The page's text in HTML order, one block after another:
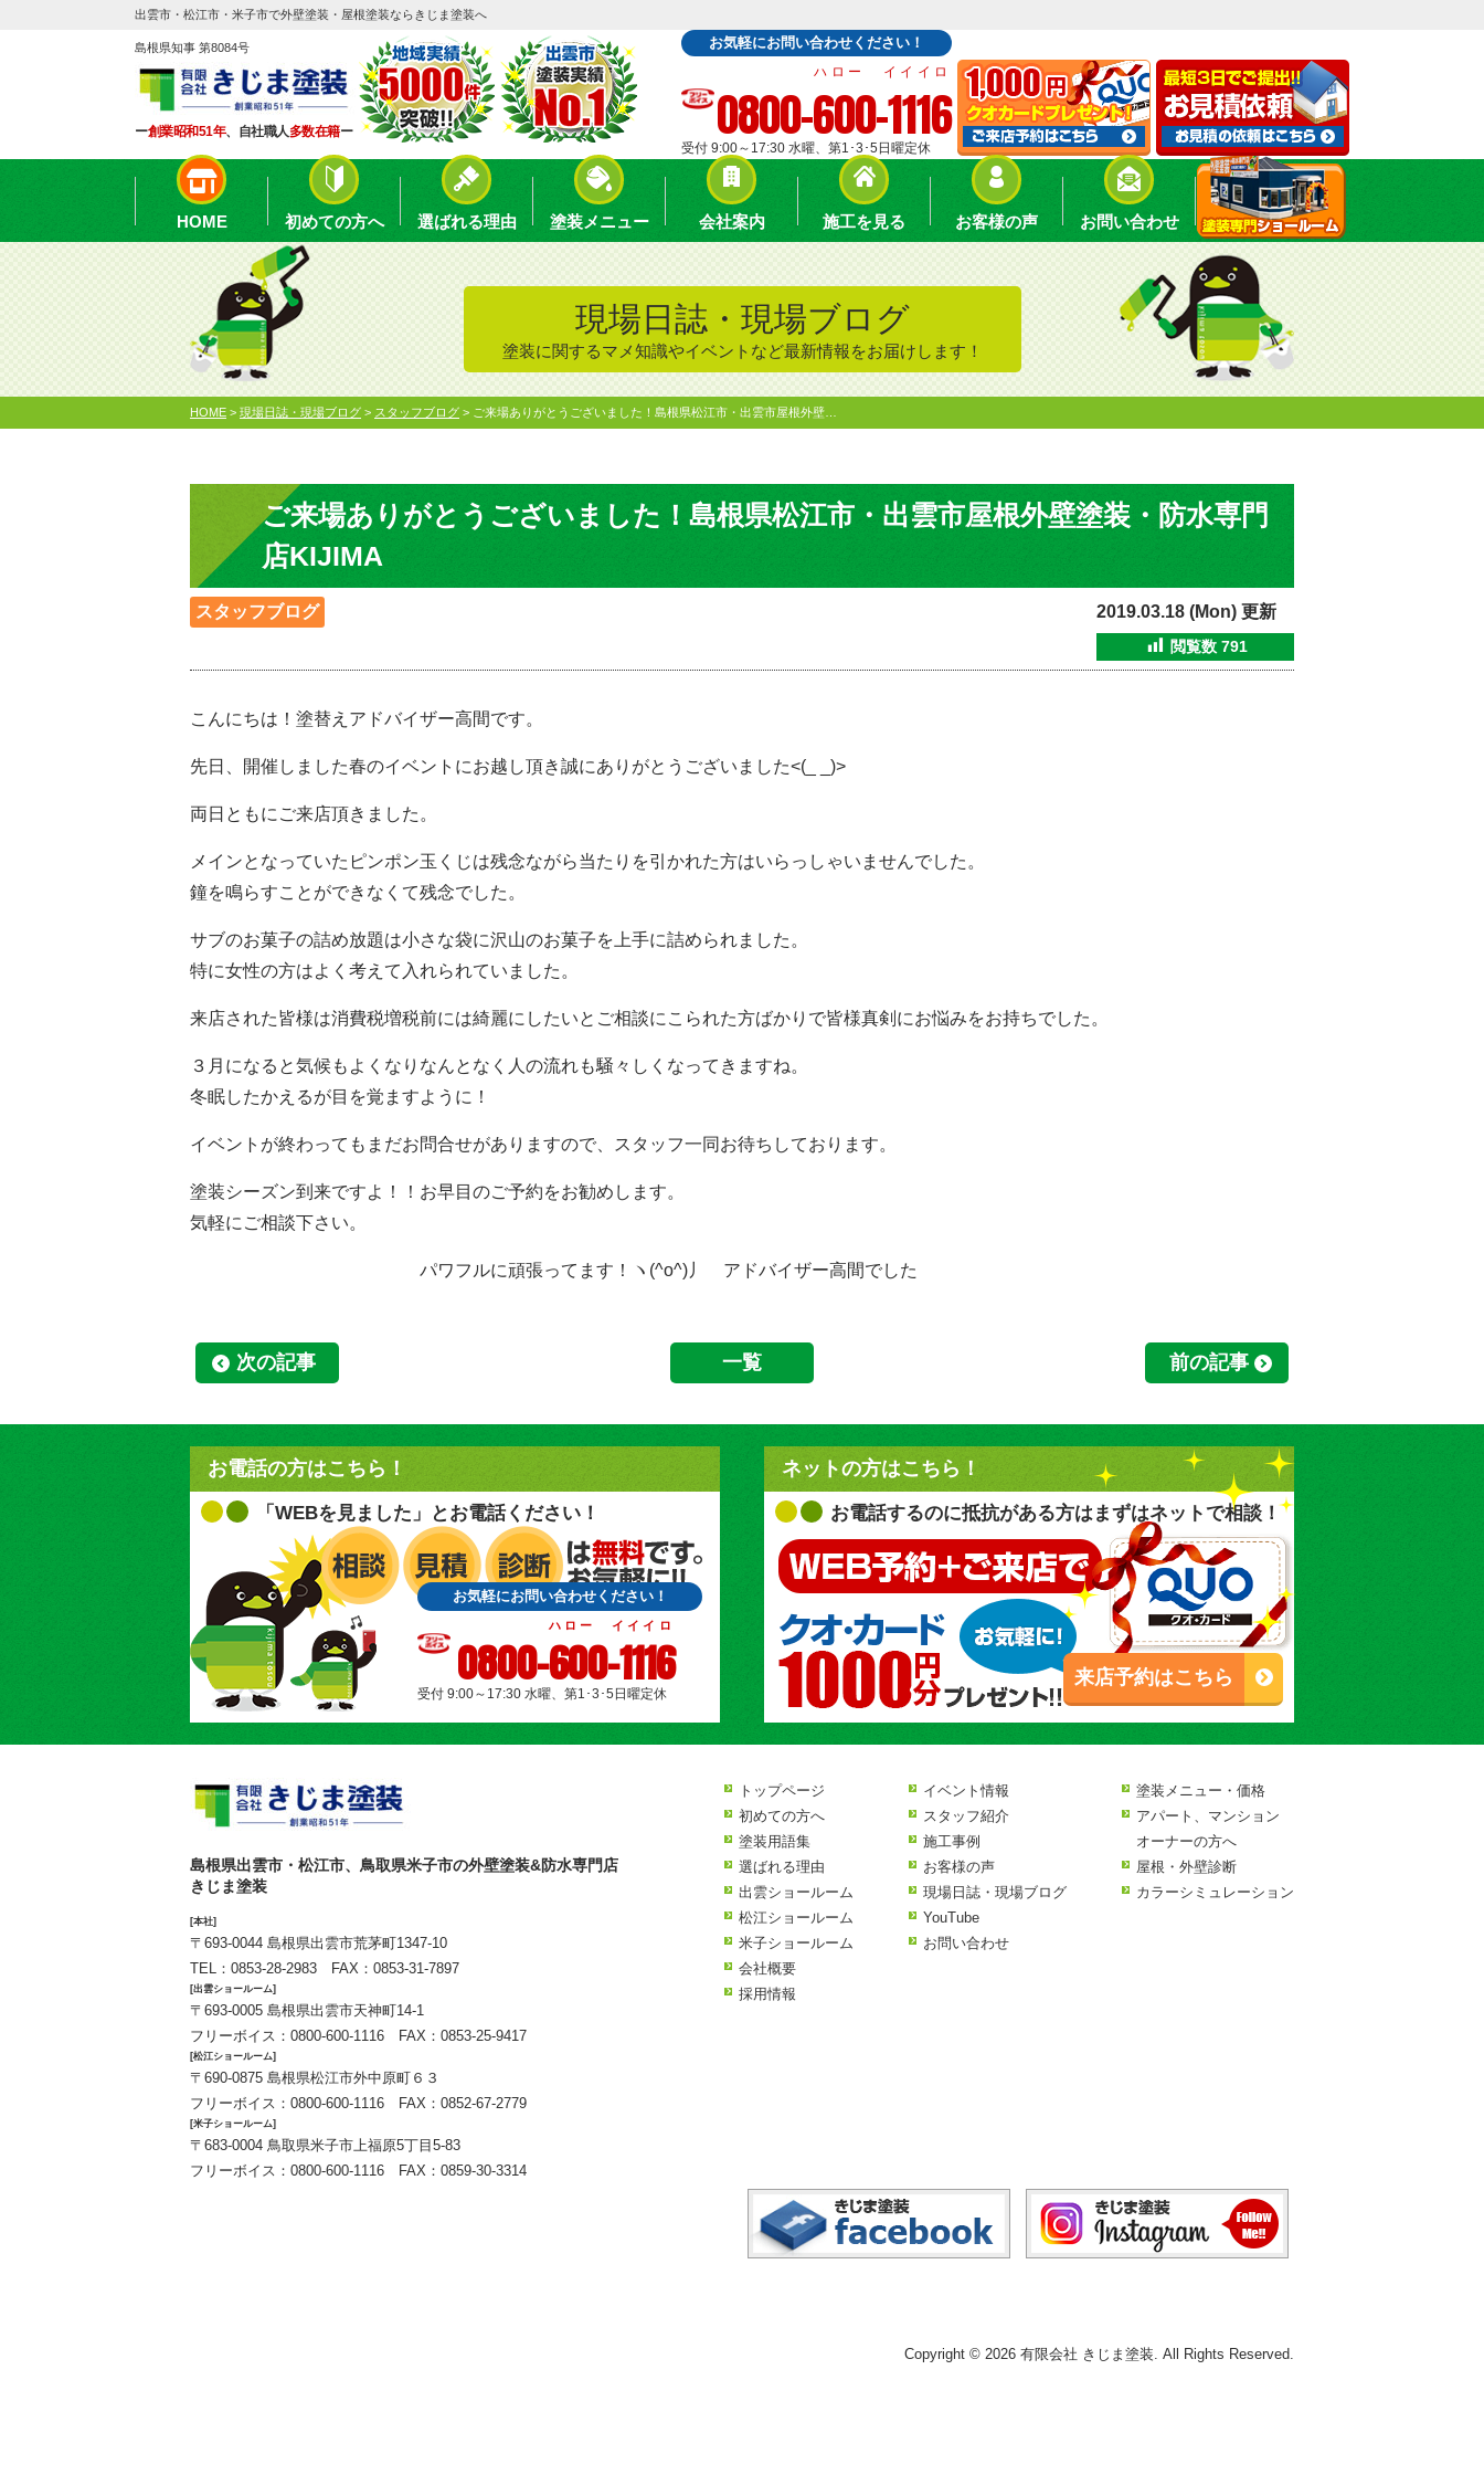
出雲市・松江市・米子市で外壁塗装・屋根塗装ならきじま塗装へ
島根県知事 第8084号
ー創業昭和51年、自社職人多数在籍ー
お気軽にお問い合わせください！
0800-600-1116
ハロー イイイロ
受付 9:00～17:30 水曜、第1･3･5日曜定休
HOME 初めての方へ 選ばれる理由 塗装メニュー 会社案内 施工を見る お客様の声 お問い合わせ
現場日誌・現場ブログ
塗装に関するマメ知識やイベントなど最新情報をお届けします！
HOME > 現場日誌・現場ブログ > スタッフブログ > ご来場ありがとうございました！島根県松江市・出雲市屋根外壁…
ご来場ありがとうございました！島根県松江市・出雲市屋根外壁塗装・防水専門
店KIJIMA
スタッフブログ 2019.03.18 (Mon) 更新
閲覧数 791
こんにちは！塗替えアドバイザー高間です。
先日、開催しました春のイベントにお越し頂き誠にありがとうございました<(_ _)>
両日ともにご来店頂きました。
メインとなっていたピンポン玉くじは残念ながら当たりを引かれた方はいらっしゃいませんでした。
鐘を鳴らすことができなくて残念でした。
サブのお菓子の詰め放題は小さな袋に沢山のお菓子を上手に詰められました。
特に女性の方はよく考えて入れられていました。
来店された皆様は消費税増税前には綺麗にしたいとご相談にこられた方ばかりで皆様真剣にお悩みをお持ちでした。
３月になると気候もよくなりなんとなく人の流れも騒々しくなってきますね。
冬眠したかえるが目を覚ますように！
イベントが終わってもまだお問合せがありますので、スタッフ一同お待ちしております。
塗装シーズン到来ですよ！！お早目のご予約をお勧めします。
気軽にご相談下さい。
パワフルに頑張ってます！ヽ(^o^)丿 アドバイザー高間でした
次の記事 一覧 前の記事
お電話の方はこちら！
「WEBを見ました」とお電話ください！
お気軽にお問い合わせください！
0800-600-1116
ハロー イイイロ
受付 9:00～17:30 水曜、第1･3･5日曜定休
ネットの方はこちら！
お電話するのに抵抗がある方はまずはネットで相談！
来店予約はこちら
島根県出雲市・松江市、鳥取県米子市の外壁塗装&防水専門店
きじま塗装
[本社]
〒693-0044 島根県出雲市荒茅町1347-10
TEL： 0853-28-2983 FAX：0853-31-7897
[出雲ショールーム]
〒693-0005 島根県出雲市天神町14-1
フリーボイス： 0800-600-1116 FAX：0853-25-9417
[松江ショールーム]
〒690-0875 島根県松江市外中原町６３
フリーボイス： 0800-600-1116 FAX：0852-67-2779
[米子ショールーム]
〒683-0004 鳥取県米子市上福原5丁目5-83
フリーボイス： 0800-600-1116 FAX：0859-30-3314
トップページ
初めての方へ
塗装用語集
選ばれる理由
出雲ショールーム
松江ショールーム
米子ショールーム
会社概要
採用情報
イベント情報
スタッフ紹介
施工事例
お客様の声
現場日誌・現場ブログ
YouTube
お問い合わせ
塗装メニュー・価格
アパート、マンション
オーナーの方へ
屋根・外壁診断
カラーシミュレーション
Copyright © 2026 有限会社 きじま塗装. All Rights Reserved.